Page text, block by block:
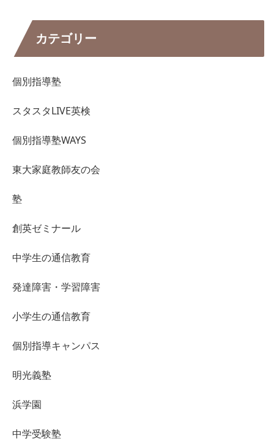
カテゴリー
個別指導塾
スタスタLIVE英検
個別指導塾WAYS
東大家庭教師友の会
塾
創英ゼミナール
中学生の通信教育
発達障害・学習障害
小学生の通信教育
個別指導キャンパス
明光義塾
浜学園
中学受験塾